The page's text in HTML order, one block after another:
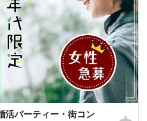
活パーティー・街コン